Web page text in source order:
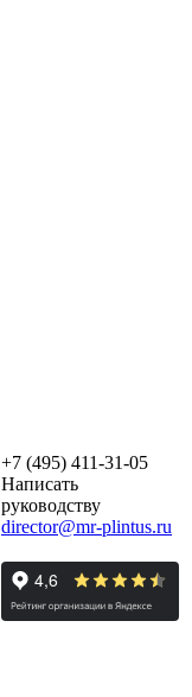
+7 (495) 411-31-05
Написать
руководству
director@mr-plintus.ru